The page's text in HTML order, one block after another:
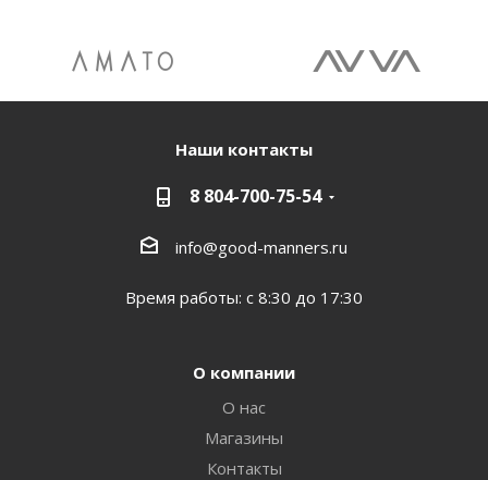
Наши контакты
8 804-700-75-54
info@good-manners.ru
Время работы: с 8:30 до 17:30
О компании
О нас
Магазины
Контакты